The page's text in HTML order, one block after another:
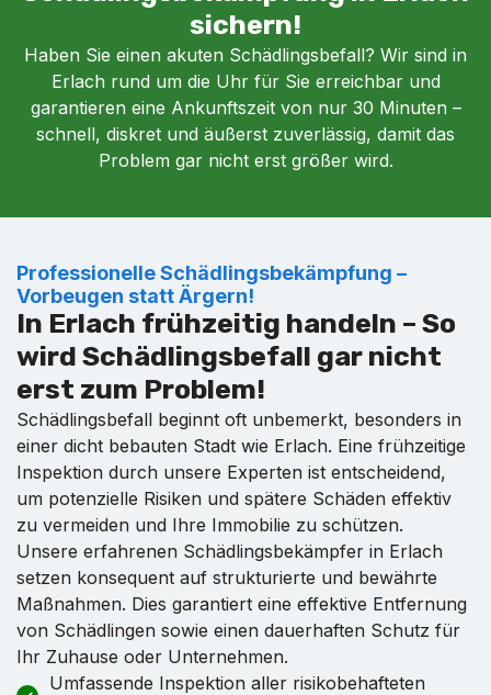
sichern!
Haben Sie einen akuten Schädlingsbefall? Wir sind in
Erlach rund um die Uhr für Sie erreichbar und
garantieren eine Ankunftszeit von nur 30 Minuten –
schnell, diskret und äußerst zuverlässig, damit das
Problem gar nicht erst größer wird.
Professionelle Schädlingsbekämpfung –
Vorbeugen statt Ärgern!
In Erlach frühzeitig handeln – So
wird Schädlingsbefall gar nicht
erst zum Problem!
Schädlingsbefall beginnt oft unbemerkt, besonders in
einer dicht bebauten Stadt wie Erlach. Eine frühzeitige
Inspektion durch unsere Experten ist entscheidend,
um potenzielle Risiken und spätere Schäden effektiv
zu vermeiden und Ihre Immobilie zu schützen.
Unsere erfahrenen Schädlingsbekämpfer in Erlach
setzen konsequent auf strukturierte und bewährte
Maßnahmen. Dies garantiert eine effektive Entfernung
von Schädlingen sowie einen dauerhaften Schutz für
Ihr Zuhause oder Unternehmen.
Umfassende Inspektion aller risikobehafteten